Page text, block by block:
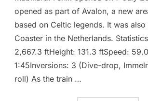
opened as part of Avalon, a new
based on Celtic legends. It was
Coaster in the Netherlands.
2,667.3 ftHeight: 131.3 ftSpeed:
1:45Inversions: 3 (Dive-drop,
roll) As the train …